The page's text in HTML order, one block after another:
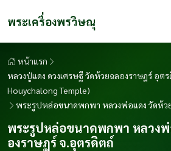
พระเครื่องพรวิษณุ
หน้าแรก
หลวงปู่แดง ดวงเศรษฐี วัดห้วยฉลองราษฏร์ อุต
Houychalong Temple)
พระรูปหล่อขนาดพกพา หลวงพ่อแดง วัดห้ว
พระรูปหล่อขนาดพกพา หลวง
องราษฏร์ จ.อุตรดิตถ์